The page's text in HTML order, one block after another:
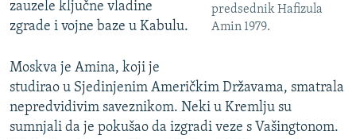
predsednik Hafizula
Amin 1979.
zauzele ključne vladine
zgrade i vojne baze u Kabulu.
Moskva je Amina, koji je
studirao u Sjedinjenim Američkim Državama, smatrala
nepredvidivim saveznikom. Neki u Kremlju su
sumnjali da je pokušao da izgradi veze s Vašingtonom.